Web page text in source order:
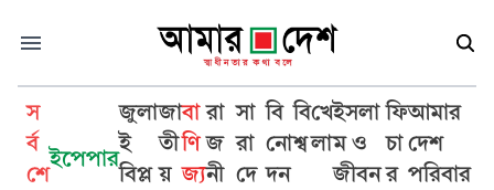
স
র্ব
শে
ইপেপার
জুলা
ই
বিপ্ল
জা
তী
য়
বা
ণি
জ্য
রা
জ
নী
সা
রা
দে
বি
নো
দন
বি
শ্ব
খে
লা
ইসলা
ম ও
জীবন
ফি
চা
র
আমার
দেশ
পরিবার